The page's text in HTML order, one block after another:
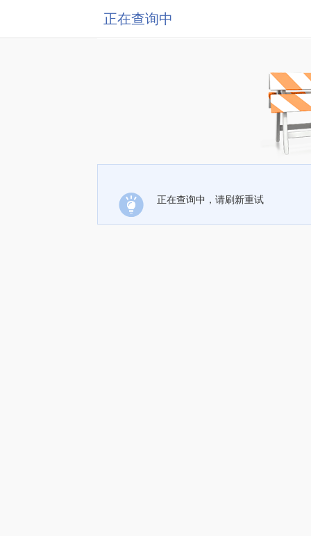
正在查询中
正在查询中，请刷新重试